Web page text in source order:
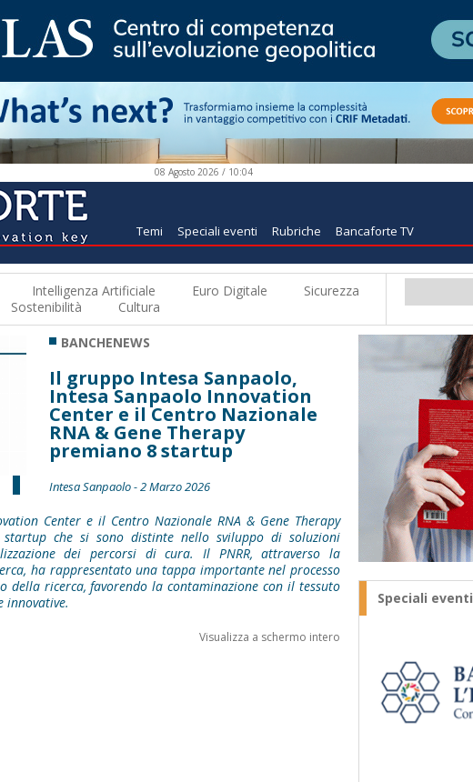
08 Agosto 2026 / 10:04
Temi Speciali eventi Rubriche Bancaforte TV
Intelligenza Artificiale Euro Digitale
Sicurezza
Sostenibilità Cultura
BANCHENEWS
Il gruppo Intesa Sanpaolo,
Intesa Sanpaolo Innovation
Center e il Centro Nazionale
RNA & Gene Therapy
premiano 8 startup
Intesa Sanpaolo - 2 Marzo 2026
Center e il Centro Nazionale RNA & Gene Therapy
che si sono distinte nello sviluppo di soluzioni
dei percorsi di cura. Il PNRR, attraverso la
ha rappresentato una tappa importante nel processo
della ricerca, favorendo la contaminazione con il tessuto
innovative.
Visualizza a schermo intero
Speciali eventi